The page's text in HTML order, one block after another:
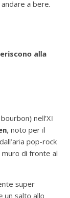
a bere.
alla
nell’XI
, noto per il
dall’aria pop-rock
di fronte al
super
un salto allo